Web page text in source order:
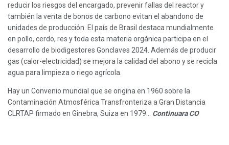
reducir los riesgos del encargado, prevenir fallas del reactor y
también la venta de bonos de carbono evitan el abandono de
unidades de producción. El país de Brasil destaca mundialmente
en pollo, cerdo, res y toda esta materia orgánica participa en el
desarrollo de biodigestores Gonclaves 2024. Además de producir
gas (calor-electricidad) se mejora la calidad del abono y se recicla
agua para limpieza o riego agrícola.
Hay un Convenio mundial que se origina en 1960 sobre la
Contaminación Atmosférica Transfronteriza a Gran Distancia
CLRTAP firmado en Ginebra, Suiza en 1979… Continuara CO